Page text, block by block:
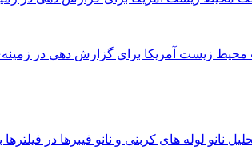
زیست آمریکا برای گزارش دهی در